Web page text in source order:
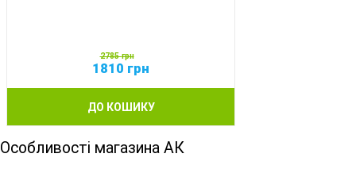
2785грн
1810 грн
ДО КОШИКУ
Особливості магазина АК